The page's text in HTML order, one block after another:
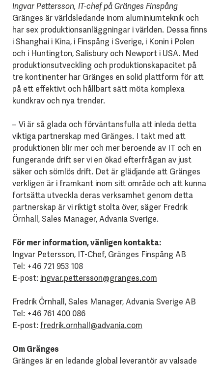
Ingvar Pettersson, IT-chef på Gränges Finspång
Gränges är världsledande inom aluminiumteknik och
har sex produktionsanläggningar i världen. Dessa finns
i Shanghai i Kina, i Finspång i Sverige, i Konin i Polen
och i Huntington, Salisbury och Newport i USA. Med
produktionsutveckling och produktionskapacitet på
tre kontinenter har Gränges en solid plattform för att
på ett effektivt och hållbart sätt möta komplexa
kundkrav och nya trender.
– Vi är så glada och förväntansfulla att inleda detta
viktiga partnerskap med Gränges. I takt med att
produktionen blir mer och mer beroende av IT och en
fungerande drift ser vi en ökad efterfrågan av just
säker och sömlös drift. Det är glädjande att Gränges
verkligen är i framkant inom sitt område och att kunna
fortsätta utveckla deras verksamhet genom detta
partnerskap är vi riktigt stolta över, säger Fredrik
Örnhall, Sales Manager, Advania Sverige.
För mer information, vänligen kontakta:
Ingvar Petersson, IT-Chef, Gränges Finspång AB
Tel: +46 721 953 108
E-post: ingvar.pettersson@granges.com
Fredrik Örnhall, Sales Manager, Advania Sverige AB
Tel: +46 761 400 086
E-post: fredrik.ornhall@advania.com
Om Gränges
Gränges är en ledande global leverantör av valsade